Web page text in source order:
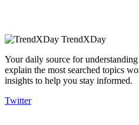
TrendXDay
Your daily source for
explain the most searched topics
insights to help you stay informed.
Twitter